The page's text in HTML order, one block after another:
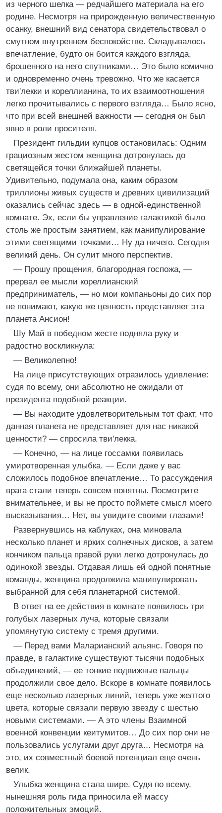
из черного шелка — редчайшего материала на его
родине. Несмотря на прирожденную величественную
осанку, внешний вид сенатора свидетельствовал о
смутном внутреннем беспокойстве. Складывалось
впечатление, будто он боится каждого взгляда,
брошенного на него спутниками… Это было комично
и одновременно очень тревожно. Что же касается
тви'лекки и кореллианина, то их взаимоотношения
легко прочитывались с первого взгляда… Было ясно,
что при всей внешней важности — сегодня он был
явно в роли просителя.
Президент гильдии купцов остановилась: Одним
грациозным жестом женщина дотронулась до
светящейся точки ближайшей планеты.
Удивительно, подумала она, каким образом
триллионы живых существ и древних цивилизаций
оказались сейчас здесь — в одной-единственной
комнате. Эх, если бы управление галактикой было
столь же простым занятием, как манипулирование
этими светящими точками… Ну да ничего. Сегодня
великий день. Он сулит много перспектив.
— Прошу прощения, благородная госпожа, —
прервал ее мысли кореллианский
предприниматель, — но мои компаньоны до сих пор
не понимают, какую же ценность представляет эта
планета Ансион!
Шу Май в победном жесте подняла руку и
радостно воскликнула:
— Великолепно!
На лице присутствующих отразилось удивление:
судя по всему, они абсолютно не ожидали от
президента подобной реакции.
— Вы находите удовлетворительным тот факт, что
данная планета не представляет для нас никакой
ценности? — спросила тви'лекка.
— Конечно, — на лице госсамки появилась
умиротворенная улыбка. — Если даже у вас
сложилось подобное впечатление… То рассуждения
врага стали теперь совсем понятны. Посмотрите
внимательнее, и вы не просто поймете смысл моего
высказывания… Нет, вы увидите своими глазами!
Развернувшись на каблуках, она миновала
несколько планет и ярких солнечных дисков, а затем
кончиком пальца правой руки легко дотронулась до
одинокой звезды. Отдавая лишь ей одной понятные
команды, женщина продолжила манипулировать
выбранной для себя планетарной системой.
В ответ на ее действия в комнате появилось три
голубых лазерных луча, которые связали
упомянутую систему с тремя другими.
— Перед вами Маларианский альянс. Говоря по
правде, в галактике существуют тысячи подобных
объединений, — ее тонкие подвижные пальцы
продолжили свое дело. Вскоре в комнате появилось
еще несколько лазерных линий, теперь уже желтого
цвета, которые связали первую звезду с шестью
новыми системами. — А это члены Взаимной
военной конвенции кеитумитов… До сих пор они не
пользовались услугами друг друга… Несмотря на
это, их совместный боевой потенциал еще очень
велик.
Улыбка женщина стала шире. Судя по всему,
нынешняя роль гида приносила ей массу
положительных эмоций.